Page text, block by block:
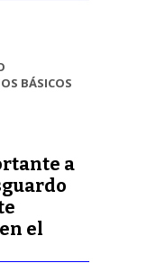
BÁSICOS
a
el